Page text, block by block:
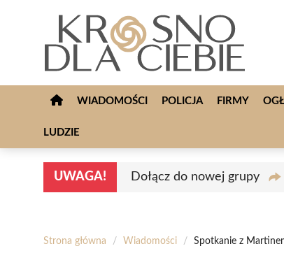
WIADOMOŚCI POLICJA FIRMY
LUDZIE
UWAGA! Dołącz do nowej grupy
Strona główna / Wiadomości / Spotkanie z